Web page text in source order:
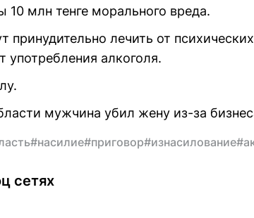
10 млн тенге морального вреда.
принудительно лечить от
употребления алкоголя.
мужчина убил жену из-за
#насилие#приговор#изнасилование
сетях